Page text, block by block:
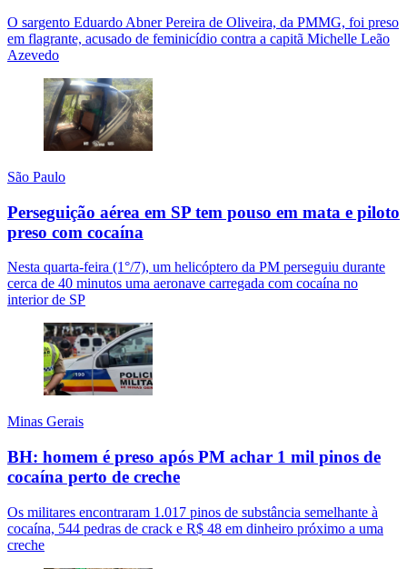
O sargento Eduardo Abner Pereira de Oliveira, da PMMG, foi preso
em flagrante, acusado de feminicídio contra a capitã Michelle Leão
Azevedo
São Paulo
Perseguição aérea em SP tem pouso em mata e piloto
preso com cocaína
Nesta quarta-feira (1°/7), um helicóptero da PM perseguiu durante
cerca de 40 minutos uma aeronave carregada com cocaína no
interior de SP
Minas Gerais
BH: homem é preso após PM achar 1 mil pinos de
cocaína perto de creche
Os militares encontraram 1.017 pinos de substância semelhante à
cocaína, 544 pedras de crack e R$ 48 em dinheiro próximo a uma
creche